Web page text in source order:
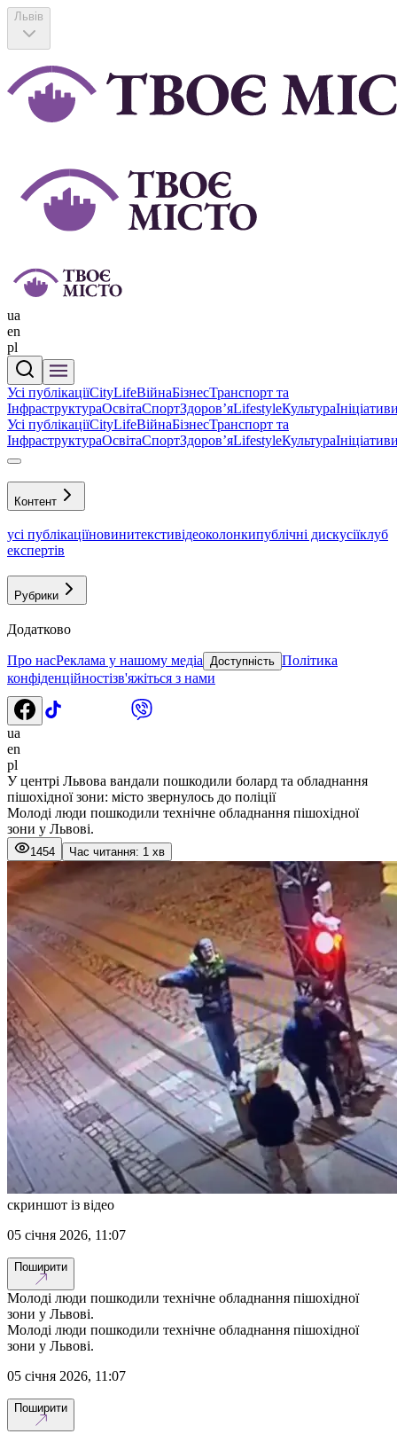
Львів
ua
en
pl
Усі публікаціїCityLifeВійнаБізнесТранспорт та
ІнфраструктураОсвітаСпортЗдоровʼяLifestyleКультура
Усі публікаціїCityLifeВійнаБізнесТранспорт та
ІнфраструктураОсвітаСпортЗдоровʼяLifestyleКультура
Контент
усі публікаціїновинитекстивідеоколонкипублічні дискусіїклуб
експертів
Рубрики
Додатково
Про насРеклама у нашому медіа Доступність Політика
конфіденційностізв'яжіться з нами
ua
en
pl
У центрі Львова вандали пошкодили болард та обладнання
пішохідної зони: місто звернулось до поліції
Молоді люди пошкодили технічне обладнання пішохідної
зони у Львові.
1454 Час читання: 1 хв
скриншот із відео
05 січня 2026, 11:07
Поширити
Молоді люди пошкодили технічне обладнання пішохідної
зони у Львові.
Молоді люди пошкодили технічне обладнання пішохідної
зони у Львові.
05 січня 2026, 11:07
Поширити